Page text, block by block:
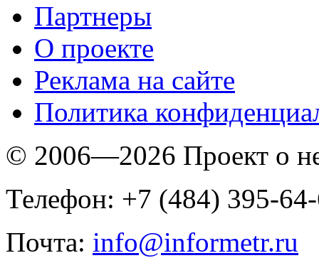
Партнеры
O проекте
Реклама на сайте
Политика
© 2006—2026 Проект о
Телефон: +7 (484) 395-
Почта: info@informetr.ru